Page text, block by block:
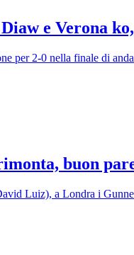
e Verona
per 2-0 nella finale di
buon
Luiz), a Londra i